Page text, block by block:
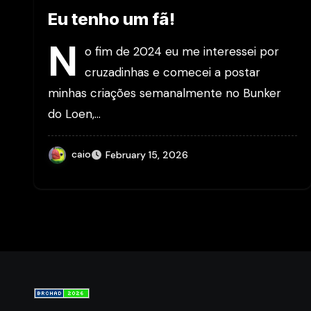
Eu tenho um fã!
N o fim de 2024 eu me interessei por
cruzadinhas e comecei a postar
minhas criações semanalmente no Bunker
do Loen,…
caio February 15, 2026